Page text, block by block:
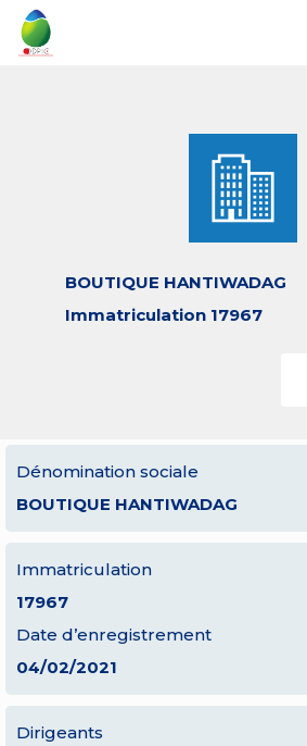
BOUTIQUE HANTIWADAG
Immatriculation 17967
Dénomination sociale
BOUTIQUE HANTIWADAG
Immatriculation
17967
Date d’enregistrement
04/02/2021
Dirigeants